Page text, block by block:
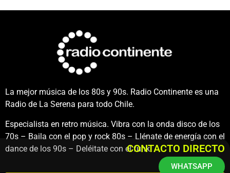
La mejor música de los 80s y 90s. Radio Continente es una
Radio de La Serena para todo Chile.
Especialista en retro música. Vibra con la onda disco de los
70s – Baila con el pop y rock 80s – Llénate de energía con el
dance de los 90s – Deléitate con el funk.CONTACTO DIRECTO
WHATSAPP